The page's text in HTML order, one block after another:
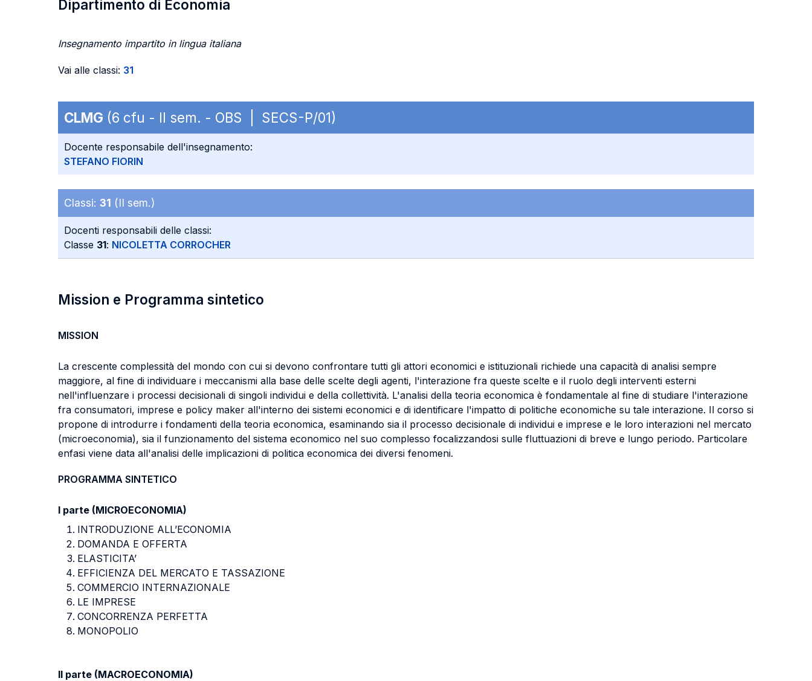
Dipartimento di Economia
Insegnamento impartito in lingua italiana
Vai alle classi: 31
CLMG (6 cfu - II sem. - OBS | SECS-P/01)
Docente responsabile dell'insegnamento:
STEFANO FIORIN
Classi: 31 (II sem.)
Docenti responsabili delle classi:
Classe 31: NICOLETTA CORROCHER
Mission e Programma sintetico
MISSION
La crescente complessità del mondo con cui si devono confrontare tutti gli attori economici e istituzionali richiede una capacità di analisi sempre
maggiore, al fine di individuare i meccanismi alla base delle scelte degli agenti, l'interazione fra queste scelte e il ruolo degli interventi esterni
nell'influenzare i processi decisionali di singoli individui e della collettività. L'analisi della teoria economica è fondamentale al fine di studiare l'interazione
fra consumatori, imprese e policy maker all'interno dei sistemi economici e di identificare l'impatto di politiche economiche su tale interazione. Il corso si
propone di introdurre i fondamenti della teoria economica, esaminando sia il processo decisionale di individui e imprese e le loro interazioni nel mercato
(microeconomia), sia il funzionamento del sistema economico nel suo complesso focalizzandosi sulle fluttuazioni di breve e lungo periodo. Particolare
enfasi viene data all'analisi delle implicazioni di politica economica dei diversi fenomeni.
PROGRAMMA SINTETICO
I parte (MICROECONOMIA)
INTRODUZIONE ALL’ECONOMIA
DOMANDA E OFFERTA
ELASTICITA’
EFFICIENZA DEL MERCATO E TASSAZIONE
COMMERCIO INTERNAZIONALE
LE IMPRESE
CONCORRENZA PERFETTA
MONOPOLIO
II parte (MACROECONOMIA)